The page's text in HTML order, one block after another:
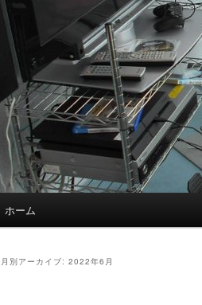
ホーム
月別アーカイブ: 2022年6月